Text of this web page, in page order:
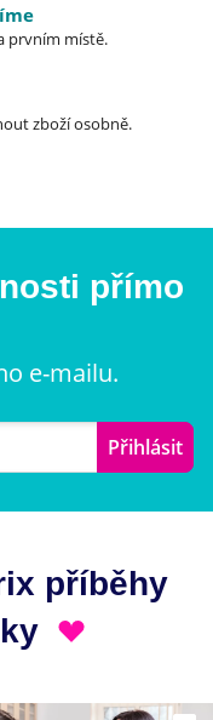
prvním místě.
zboží osobně.
přímo
e-mailu.
Přihlásit
příběhy